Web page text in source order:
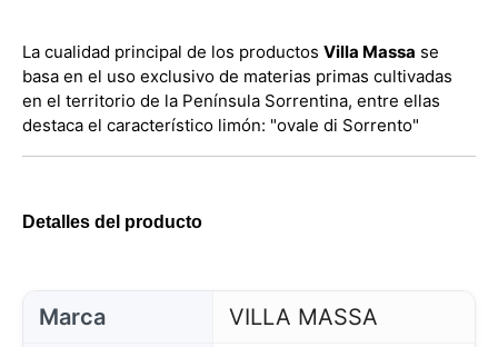
La cualidad principal de los productos Villa Massa se
basa en el uso exclusivo de materias primas cultivadas
en el territorio de la Península Sorrentina, entre ellas
destaca el característico limón: "ovale di Sorrento"
Detalles del producto
Marca
VILLA MASSA